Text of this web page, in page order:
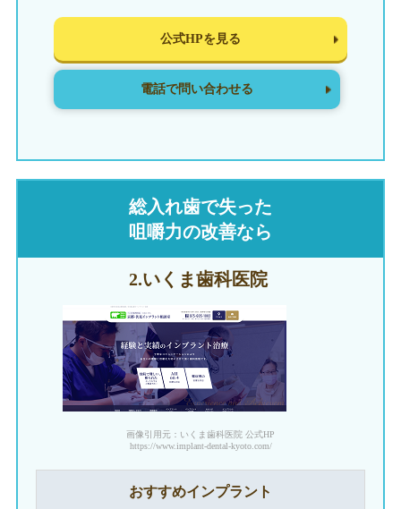
公式HPを見る
電話で問い合わせる
総入れ歯で失った
咀嚼力の改善なら
2.いくま歯科医院
画像引用元：いくま歯科医院 公式HP
https://www.implant-dental-kyoto.com/
おすすめインプラント